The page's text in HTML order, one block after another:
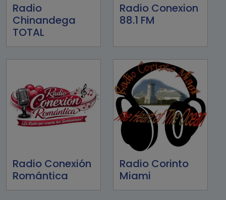
Radio
Chinandega
TOTAL
Radio Conexion
88.1 FM
Radio Conexión
Romántica
Radio Corinto
Miami